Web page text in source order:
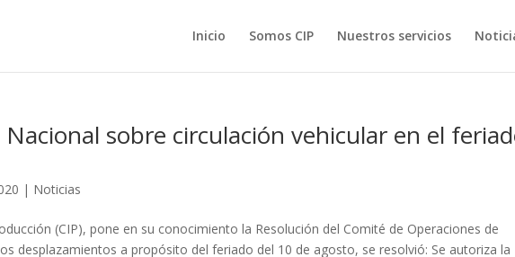
Inicio Somos CIP Nuestros servicios
Nacional sobre circulación vehicular en el
| Noticias
(CIP), pone en su conocimiento la Resolución del Comité de Operaciones de
desplazamientos a propósito del feriado del 10 de agosto, se resolvió: Se autoriza la